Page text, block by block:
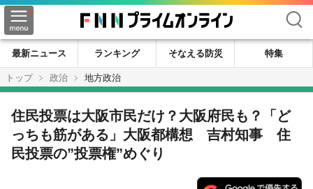
検索
最新ニュース ランキング そなえる防災
特集
トップ
政治 地方政治
住民投票は大阪市民だけ？大阪府民も？「ど
っちも筋がある」大阪都構想 吉村知事 住
民投票の”投票権”めぐり